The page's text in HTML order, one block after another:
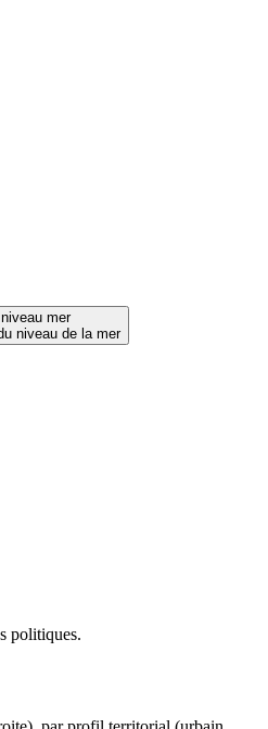
mer
niveau de la mer
politiques.